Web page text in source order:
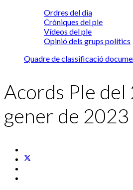
Ordres del dia
Cròniques del ple
Vídeos del ple
Opinió dels grups polítics
Quadre de classificació
Acords Ple del
gener de 2023